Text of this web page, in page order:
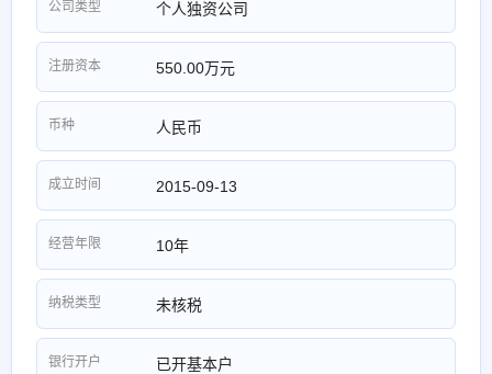
公司类型 个人独资公司
注册资本 550.00万元
币种 人民币
成立时间 2015-09-13
经营年限 10年
纳税类型 未核税
银行开户 已开基本户